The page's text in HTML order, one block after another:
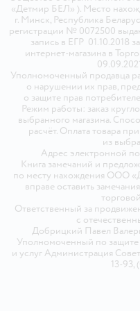
«Детмир БЕЛ» ). Место
г. Минск, Республика
регистрации № 0072500
запись в ЕГР 01.10.2018
интернет-магазина в
Уполномоченный продавца
о нарушении их прав,
о защите прав
Режим работы: заказ
выбранного магазина.
расчёт. Оплата товара
из
Адрес электронной
Книга замечаний и
по месту нахождения ООО
вправе оставить
Ответственный за
с
Добрицкий Павел
Уполномоченный по защите
и услуг Администрация
13-93,